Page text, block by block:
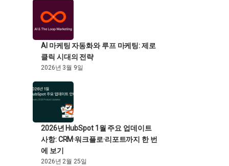
AI 마케팅 자동화와 루프 마케팅: 제로
클릭 시대의 전략
2026년 3월 9일
2026년 HubSpot 1월 주요 업데이트
사항: CRM·워크플로·리포트까지 한 번
에 보기
2026년 2월 25일